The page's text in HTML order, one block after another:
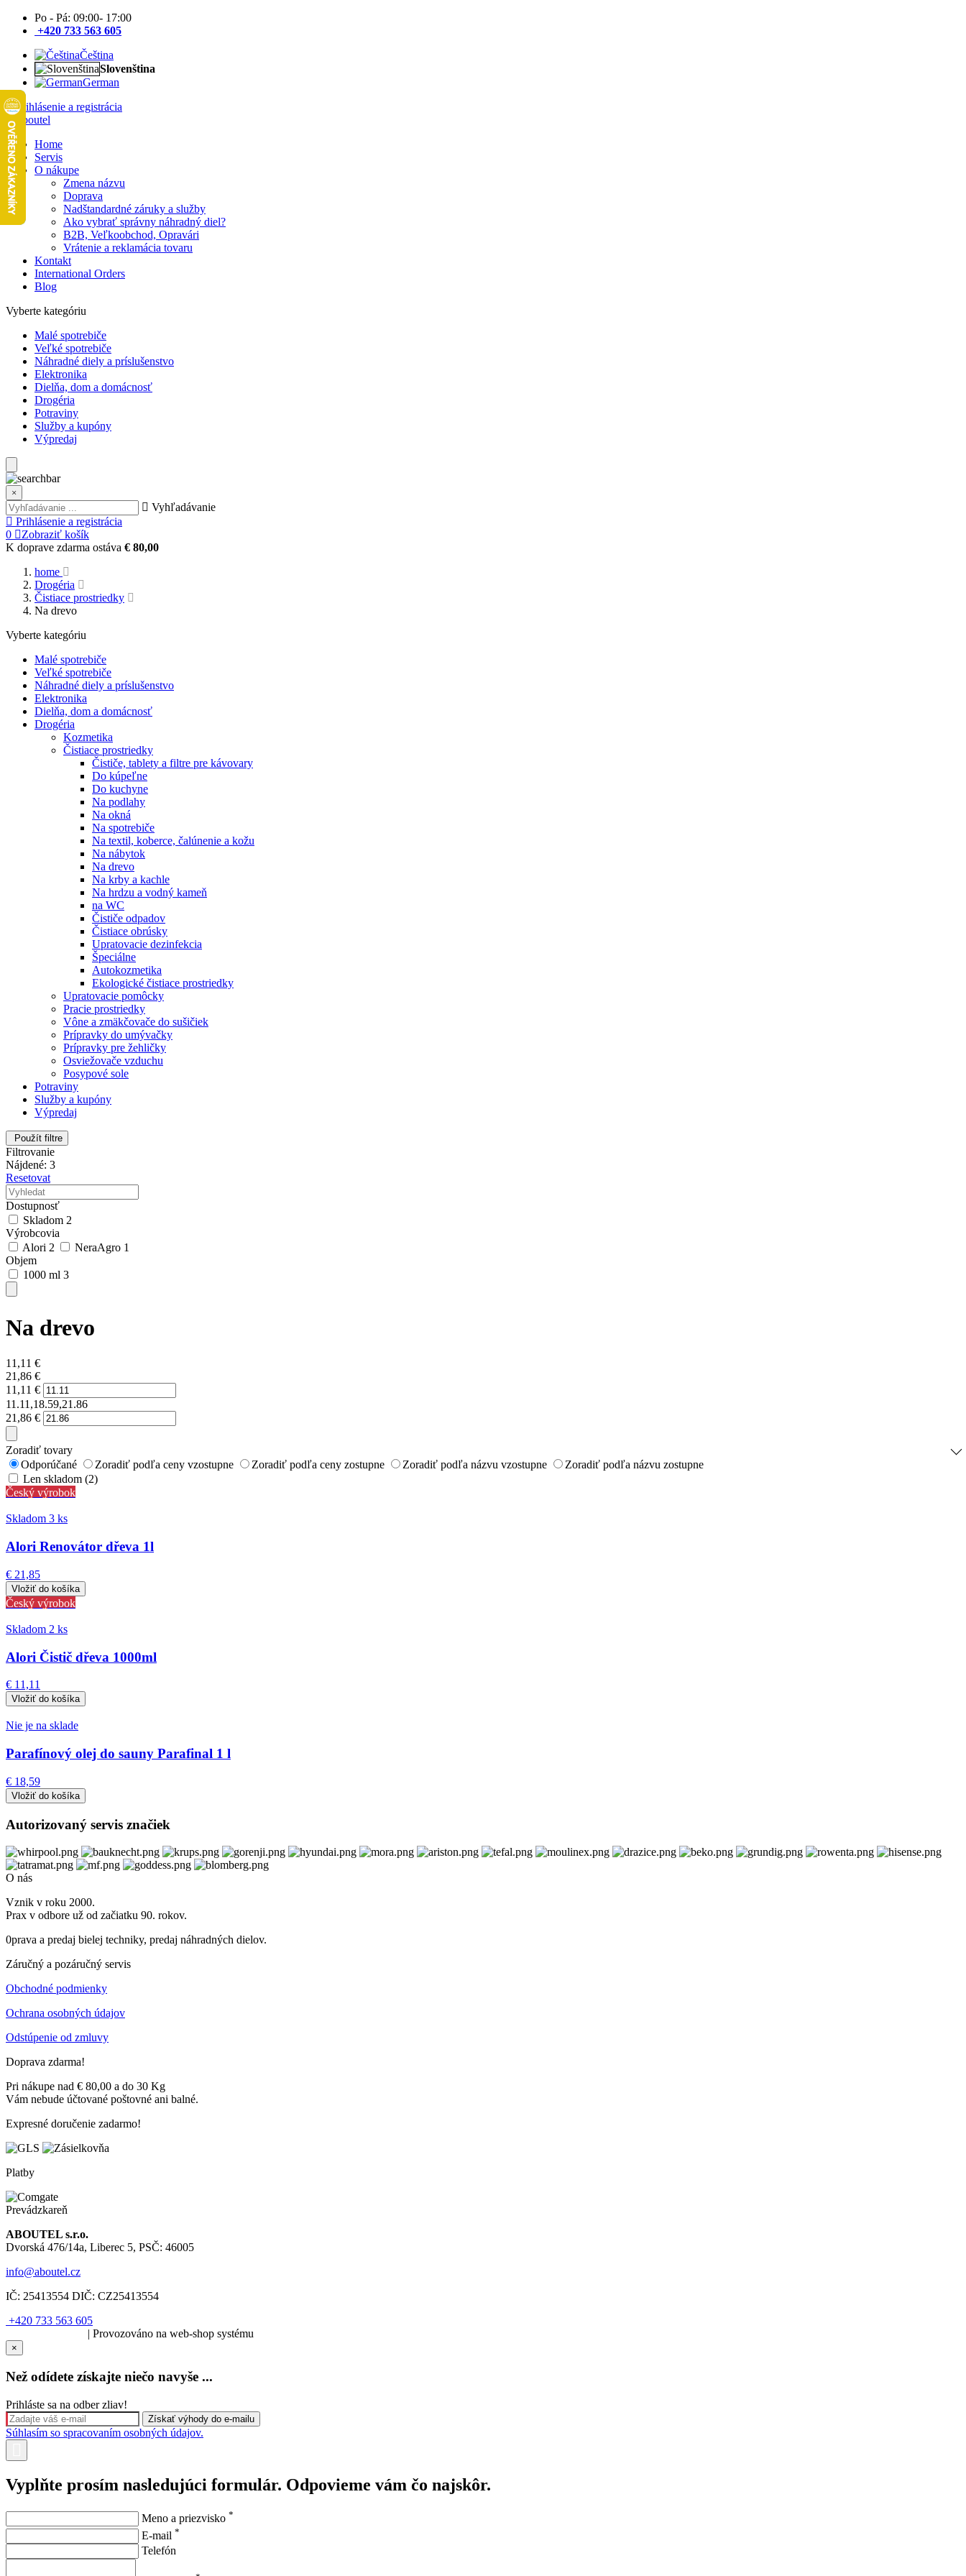
Po - Pá: 09:00- 17:00
+420 733 563 605
Čeština
Slovenština
German
Prihlásenie a registrácia
Home
Servis
O nákupe
Zmena názvu
Doprava
Nadštandardné záruky a služby
Ako vybrať správny náhradný diel?
B2B, Veľkoobchod, Opravári
Vrátenie a reklamácia tovaru
Kontakt
International Orders
Blog
Vyberte kategóriu
Malé spotrebiče
Veľké spotrebiče
Náhradné diely a príslušenstvo
Elektronika
Dielňa, dom a domácnosť
Drogéria
Potraviny
Služby a kupóny
Výpredaj
×
Vyhľadávanie
Prihlásenie a registrácia
0
Zobraziť košík
K doprave zdarma ostáva € 80,00
home
Drogéria
Čistiace prostriedky
Na drevo
Vyberte kategóriu
Malé spotrebiče
Veľké spotrebiče
Náhradné diely a príslušenstvo
Elektronika
Dielňa, dom a domácnosť
Drogéria
Kozmetika
Čistiace prostriedky
Čističe, tablety a filtre pre kávovary
Do kúpeľne
Do kuchyne
Na podlahy
Na okná
Na spotrebiče
Na textil, koberce, čalúnenie a kožu
Na nábytok
Na drevo
Na krby a kachle
Na hrdzu a vodný kameň
na WC
Čističe odpadov
Čistiace obrúsky
Upratovacie dezinfekcia
Špeciálne
Autokozmetika
Ekologické čistiace prostriedky
Upratovacie pomôcky
Pracie prostriedky
Vône a zmäkčovače do sušičiek
Prípravky do umývačky
Prípravky pre žehličky
Osviežovače vzduchu
Posypové sole
Potraviny
Služby a kupóny
Výpredaj
Použít filtre
Filtrovanie
Nájdené: 3
Resetovat
Dostupnosť
Skladom 2
Výrobcovia
Alori 2 NeraAgro 1
Objem
1000 ml 3
Na drevo
11,11 €
21,86 €
11,11 €
11.11,18.59,21.86
21,86 €
Zoradiť tovary
Odporúčané
Zoradiť podľa ceny vzostupne Zoradiť podľa ceny zostupne Zoradiť podľa názvu vzostupne
Zoradiť podľa názvu zostupne
Len skladom (2)
Český výrobok
Skladom 3 ks
Alori Renovátor dřeva 1l
€ 21,85
Český výrobok
Skladom 2 ks
Alori Čistič dřeva 1000ml
€ 11,11
Nie je na sklade
Parafínový olej do sauny Parafinal 1 l
€ 18,59
Autorizovaný servis značiek
O nás
Vznik v roku 2000.
Prax v odbore už od začiatku 90. rokov.
0prava a predaj bielej techniky, predaj náhradných dielov.
Záručný a pozáručný servis
Obchodné podmienky
Ochrana osobných údajov
Odstúpenie od zmluvy
Doprava zdarma!
Pri nákupe nad € 80,00 a do 30 Kg
Vám nebude účtované poštovné ani balné.
Expresné doručenie zadarmo!
Platby
Prevádzkareň
ABOUTEL s.r.o.
Dvorská 476/14a, Liberec 5, PSČ: 46005
info@aboutel.cz
IČ: 25413554 DIČ: CZ25413554
+420 733 563 605
| Provozováno na web-shop systému
×
Než odídete získajte niečo navyše ...
Prihláste sa na odber zliav!
Súhlasím so spracovaním osobných údajov.
Vyplňte prosím nasledujúci formulár. Odpovieme vám čo najskôr.
Meno a priezvisko *
E-mail *
Telefón